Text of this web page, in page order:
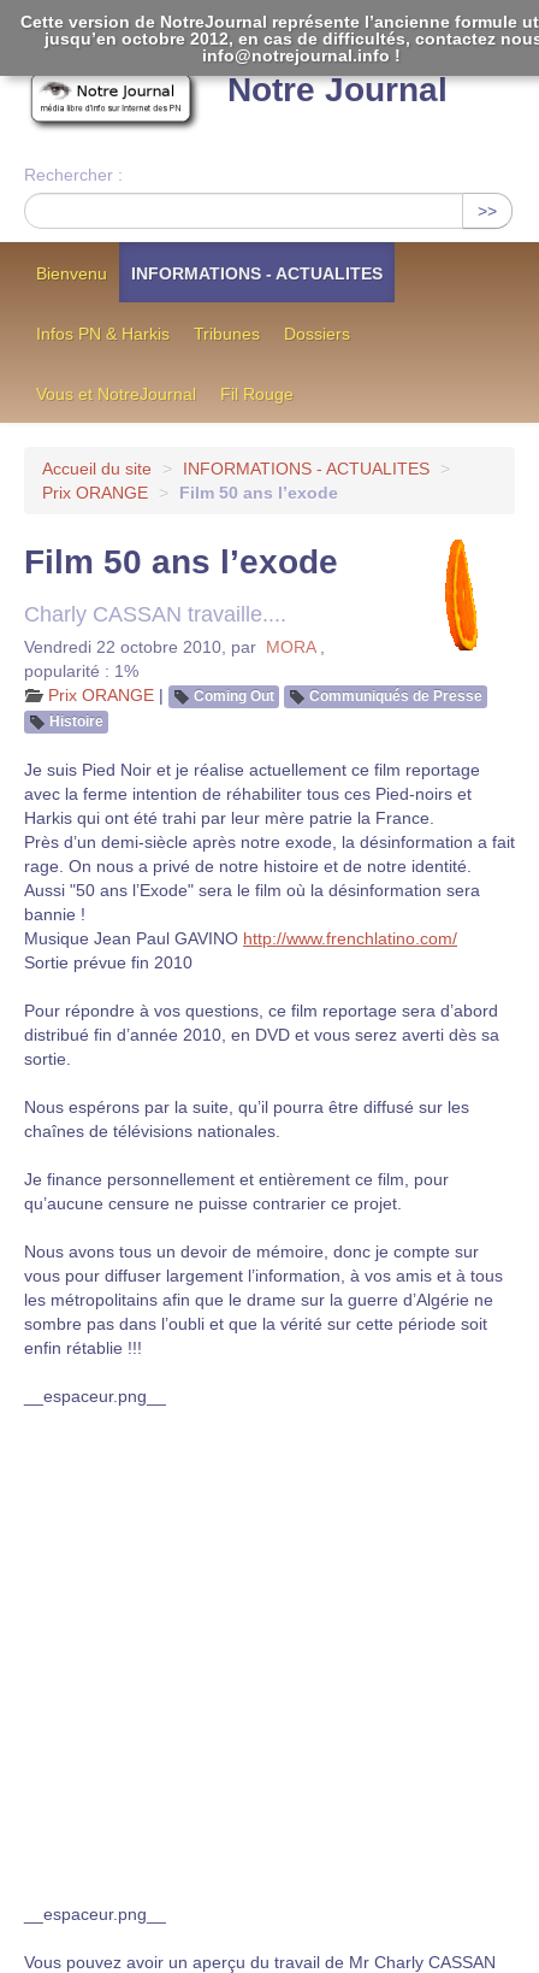
Notre Journal
Rechercher :
>>
Bienvenu INFORMATIONS - ACTUALITES
Infos PN & Harkis Tribunes Dossiers
Vous et NotreJournal Fil Rouge
Accueil du site > INFORMATIONS - ACTUALITES
>
Prix ORANGE
> Film 50 ans l’exode
Film 50 ans l’exode
Charly CASSAN travaille....
Vendredi 22 octobre 2010 par MORA
popularité : 1%
Prix ORANGE | Coming Out
Communiqués de Presse
Histoire
Je suis Pied Noir et je réalise actuellement ce film reportage
avec la ferme intention de réhabiliter tous ces Pied-noirs et
Harkis qui ont été trahi par leur mère patrie la France.
Près d’un demi-siècle après notre exode, la désinformation a fait
rage. On nous a privé de notre histoire et de notre identité.
Aussi "50 ans l’Exode" sera le film où la désinformation sera
bannie !
Musique Jean Paul GAVINO http://www.frenchlatino.com/
Sortie prévue fin 2010
Pour répondre à vos questions, ce film reportage sera d’abord
distribué fin d’année 2010, en DVD et vous serez averti dès sa
sortie.
Nous espérons par la suite, qu’il pourra être diffusé sur les
chaînes de télévisions nationales.
Je finance personnellement et entièrement ce film, pour
qu’aucune censure ne puisse contrarier ce projet.
Nous avons tous un devoir de mémoire, donc je compte sur
vous pour diffuser largement l’information, à vos amis et à tous
les métropolitains afin que le drame sur la guerre d’Algérie ne
sombre pas dans l’oubli et que la vérité sur cette période soit
enfin rétablie !!!
__espaceur.png__
__espaceur.png__
Vous pouvez avoir un aperçu du travail de Mr Charly CASSAN
Cette version de NotreJournal représente l’ancienne formule
jusqu’en octobre 2012, en cas de difficultés, contactez
info@notrejournal.info !